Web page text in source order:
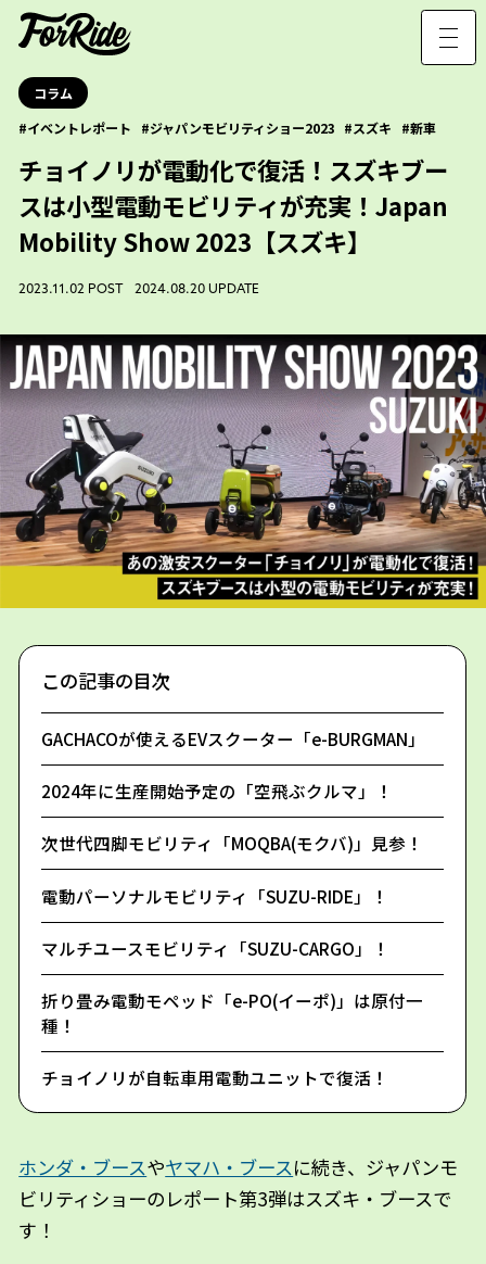
コラム
イベントレポート
ジャパンモビリティショー2023 スズキ 新車
チョイノリが電動化で復活！スズキブー
スは小型電動モビリティが充実！Japan
Mobility Show 2023【スズキ】
2023.11.02 POST 2024.08.20 UPDATE
この記事の目次
GACHACOが使えるEVスクーター「e-BURGMAN」
2024年に生産開始予定の「空飛ぶクルマ」！
次世代四脚モビリティ「MOQBA(モクバ)」見参！
電動パーソナルモビリティ「SUZU-RIDE」！
マルチユースモビリティ「SUZU-CARGO」！
折り畳み電動モペッド「e-PO(イーポ)」は原付一
種！
チョイノリが自転車用電動ユニットで復活！
ホンダ・ブースやヤマハ・ブースに続き、ジャパンモ
ビリティショーのレポート第3弾はスズキ・ブースで
す！